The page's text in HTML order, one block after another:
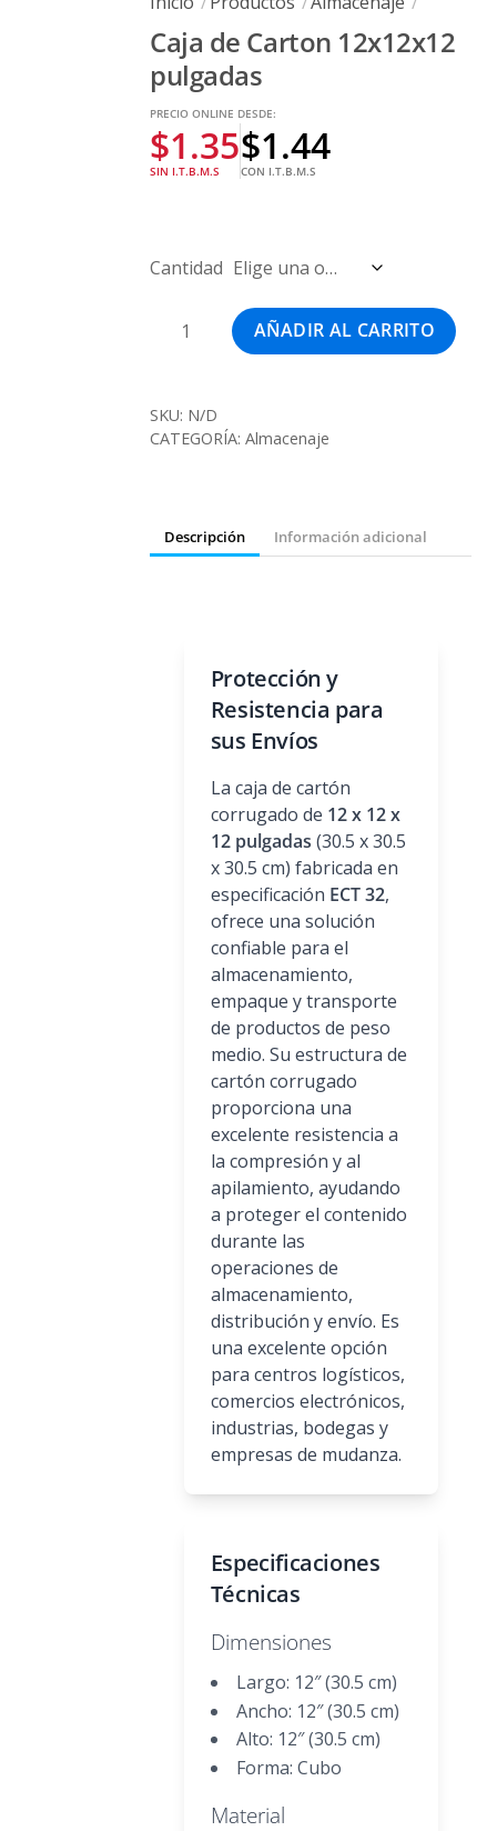
Caja de Carton 12x12x12
pulgadas
PRECIO ONLINE DESDE:
$1.35
SIN I.T.B.M.S
$1.44
CON I.T.B.M.S
Cantidad
Caja
pulgadas
AÑADIR AL CARRITO
SKU: N/D
CATEGORÍA:Almacenaje
Descripción Información adicional
Protección y
Resistencia para
sus Envíos
La caja de cartón
corrugado de 12 x 12 x
12 pulgadas (30.5 x 30.5
x 30.5 cm) fabricada en
especificación ECT 32,
ofrece una solución
confiable para el
almacenamiento,
empaque y transporte
de productos de peso
medio. Su estructura de
cartón corrugado
proporciona una
excelente resistencia a
la compresión y al
apilamiento, ayudando
a proteger el contenido
durante las
operaciones de
almacenamiento,
distribución y envío. Es
una excelente opción
para centros logísticos,
comercios electrónicos,
industrias, bodegas y
empresas de mudanza.
Especificaciones
Técnicas
Dimensiones
Largo: 12″ (30.5 cm)
Ancho: 12″ (30.5 cm)
Alto: 12″ (30.5 cm)
Forma: Cubo
Material